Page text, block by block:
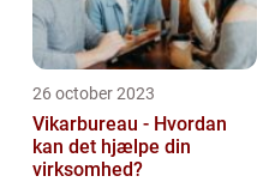
26 october 2023
Vikarbureau - Hvordan
kan det hjælpe din
virksomhed?